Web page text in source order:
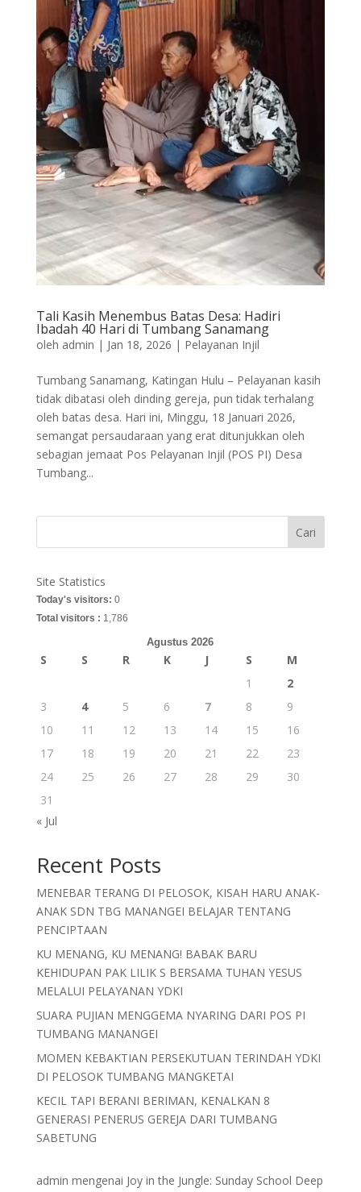
Tali Kasih Menembus Batas Desa: Hadiri
Ibadah 40 Hari di Tumbang Sanamang
oleh admin | Jan 18, 2026 | Pelayanan Injil
Tumbang Sanamang, Katingan Hulu – Pelayanan kasih
tidak dibatasi oleh dinding gereja, pun tidak terhalang
oleh batas desa. Hari ini, Minggu, 18 Januari 2026,
semangat persaudaraan yang erat ditunjukkan oleh
sebagian jemaat Pos Pelayanan Injil (POS PI) Desa
Tumbang...
Cari
Site Statistics
Today's visitors: 0
Total visitors : 1,786
Agustus 2026
S S R K J S
M
1
2
3
4 5 6 7 8
9
10
11 12 13 14 15
16
17
18 19 20 21 22
23
24
25 26 27 28 29
30
31
« Jul
Recent Posts
MENEBAR TERANG DI PELOSOK, KISAH HARU ANAK-
ANAK SDN TBG MANANGEI BELAJAR TENTANG
PENCIPTAAN
KU MENANG, KU MENANG! BABAK BARU
KEHIDUPAN PAK LILIK S BERSAMA TUHAN YESUS
MELALUI PELAYANAN YDKI
SUARA PUJIAN MENGGEMA NYARING DARI POS PI
TUMBANG MANANGEI
MOMEN KEBAKTIAN PERSEKUTUAN TERINDAH YDKI
DI PELOSOK TUMBANG MANGKETAI
KECIL TAPI BERANI BERIMAN, KENALKAN 8
GENERASI PENERUS GEREJA DARI TUMBANG
SABETUNG
admin mengenai Joy in the Jungle: Sunday School Deep